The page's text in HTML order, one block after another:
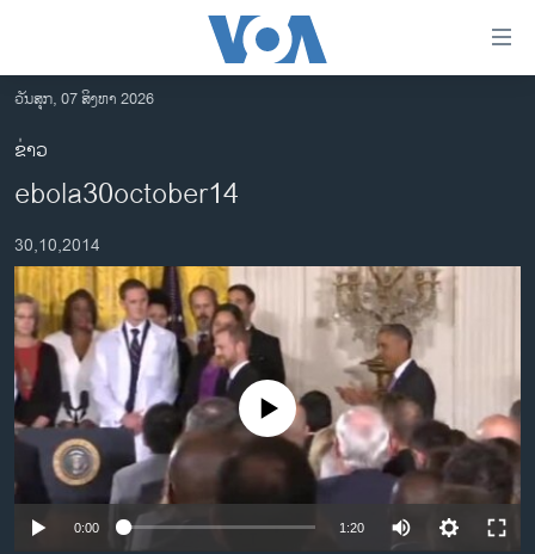
ເຂົ້າ
ຫາ
ຂ້າມ
ຂ້າມ
ໄປ
ຫາ
ຊອກ
ຄົ້ນ
ອາເມຣິກາ
ການເລືອກຕັ້ງ ປະທານາທີບໍດີ ສະຫະລັດ 2024
ຂ່າວ​ຈີນ
ໂລກ
ເອເຊຍ
ອິດສະຫຼະພາບດ້ານການຂ່າວ
ຊີວິດຊາວລາວ
ຊຸມຊົນຊາວລາວ
ວັນສຸກ, 07 ສິງຫາ 2026
ຂ່າວ
ebola30october14
30,10,2014
No media source currently available
0:00 1:20